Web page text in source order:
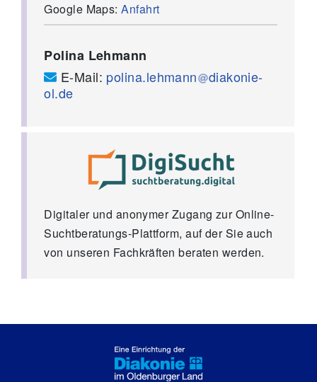
Google Maps:Anfahrt
Polina Lehmann
E-Mail: polina.lehmann
diakonie-
ol.de
Digitaler und anonymer Zugang zur Online-
Suchtberatungs-Plattform, auf der Sie auch
von unseren Fachkräften beraten werden.